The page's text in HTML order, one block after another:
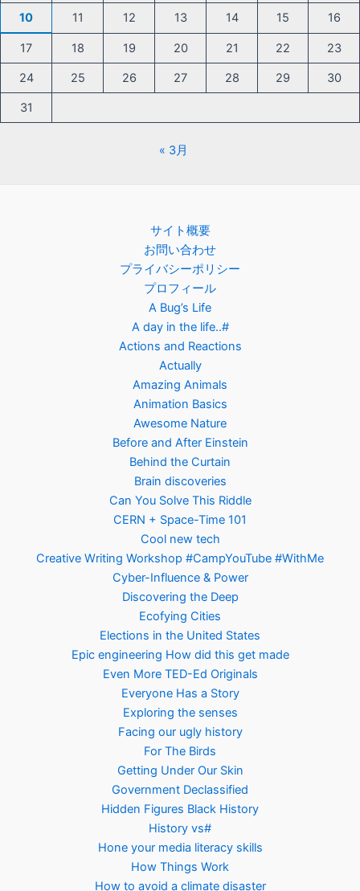
10 11 12 13 14 15 16
17 18 19 20 21 22 23
24 25 26 27 28 29 30
31
« 3月
サイト概要
お問い合わせ
プライバシーポリシー
プロフィール
A Bug’s Life
A day in the life..#
Actions and Reactions
Actually
Amazing Animals
Animation Basics
Awesome Nature
Before and After Einstein
Behind the Curtain
Brain discoveries
Can You Solve This Riddle
CERN + Space-Time 101
Cool new tech
Creative Writing Workshop #CampYouTube #WithMe
Cyber-Influence & Power
Discovering the Deep
Ecofying Cities
Elections in the United States
Epic engineering How did this get made
Even More TED-Ed Originals
Everyone Has a Story
Exploring the senses
Facing our ugly history
For The Birds
Getting Under Our Skin
Government Declassified
Hidden Figures Black History
History vs#
Hone your media literacy skills
How Things Work
How to avoid a climate disaster